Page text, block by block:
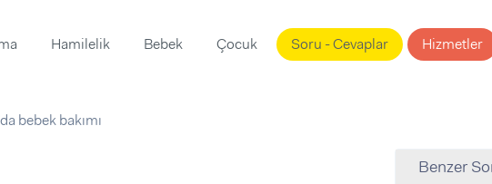
Hamilelik Bebek Çocuk Soru - Cevaplar Hizmetler
bebek bakımı
Benzer